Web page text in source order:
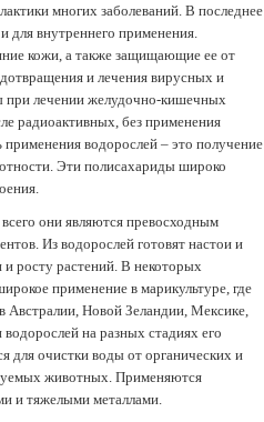
многих заболеваний. В последнее
для внутреннего применения.
кожи, а также защищающие ее от
и лечения вирусных и
при лечении желудочно-кишечных
радиоактивных, без применения
водорослей – это получение
Эти полисахариды широко
они являются превосходным
Из водорослей готовят настои и
росту растений. В некоторых
применение в марикультуре, где
Новой Зеландии, Мексике,
на разных стадиях его
для очистки воды от органических и
животных. Применяются
и тяжелыми металлами.